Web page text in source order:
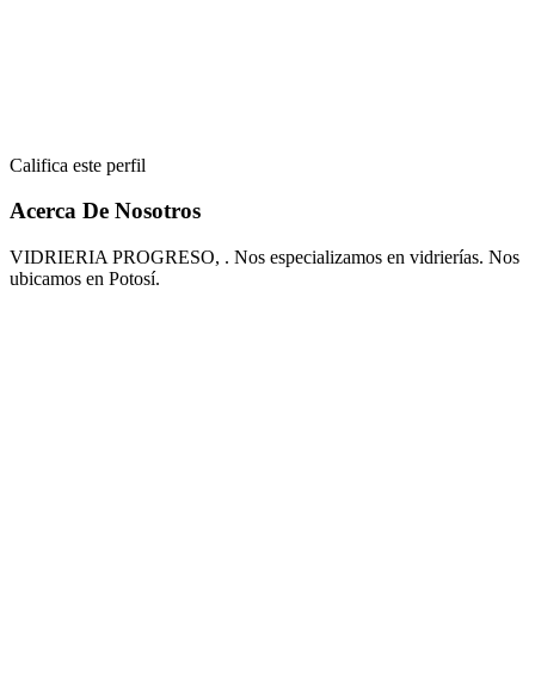
Califica este perfil
Acerca De Nosotros
VIDRIERIA PROGRESO, . Nos especializamos en vidrierías. Nos
ubicamos en Potosí.